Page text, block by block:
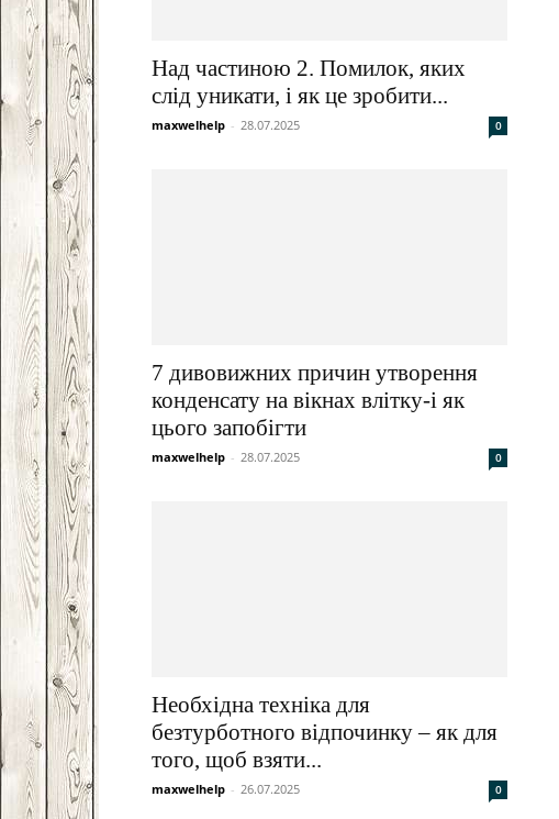
Над частиною 2. Помилок, яких
слід уникати, і як це зробити...
maxwelhelp - 28.07.2025 0
7 дивовижних причин утворення
конденсату на вікнах влітку-і як
цього запобігти
maxwelhelp - 28.07.2025 0
Необхідна техніка для
безтурботного відпочинку – як для
того, щоб взяти...
maxwelhelp - 26.07.2025 0